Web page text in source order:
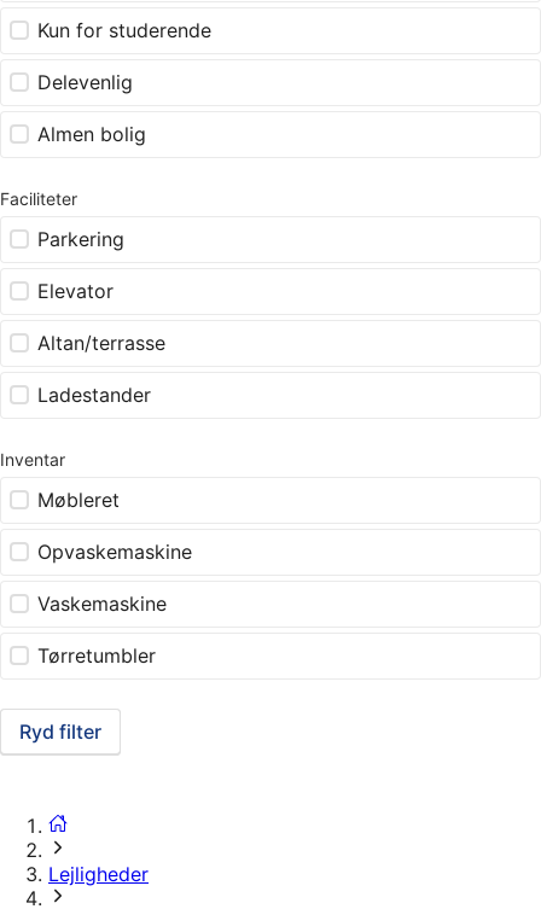
Kun for studerende
Delevenlig
Almen bolig
Faciliteter
Parkering
Elevator
Altan/terrasse
Ladestander
Inventar
Møbleret
Opvaskemaskine
Vaskemaskine
Tørretumbler
Ryd filter
Lejligheder